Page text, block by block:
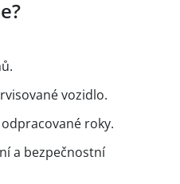
vozidlo.
roky.
a bezpečnostní